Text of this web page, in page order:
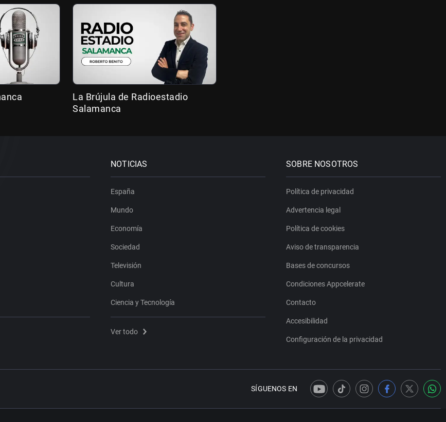
La Brújula de Radioestadio
Salamanca
NOTICIAS
España
Mundo
Economía
Sociedad
Televisión
Cultura
Ciencia y Tecnología
Ver todo
SOBRE NOSOTROS
Política de privacidad
Advertencia legal
Política de cookies
Aviso de transparencia
Bases de concursos
Condiciones Appcelerate
Contacto
Accesibilidad
Configuración de la privacidad
SÍGUENOS EN